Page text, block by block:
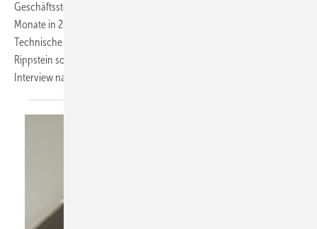
Geschäftsstelle in Fulda genutzt, um sich ein Bild über die ersten
Monate in 2018 und die kommenden Aktivitäten des Industrieverband
Technische Textilien-Rollladen-Sonnenschutz zu machen. Was Lars
Rippstein so alles erzählt und erklärt hat, können Sie im folgenden
Interview nachlesen.